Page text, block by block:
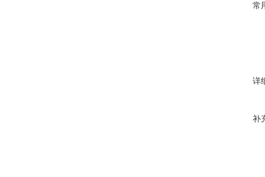
常
详
补